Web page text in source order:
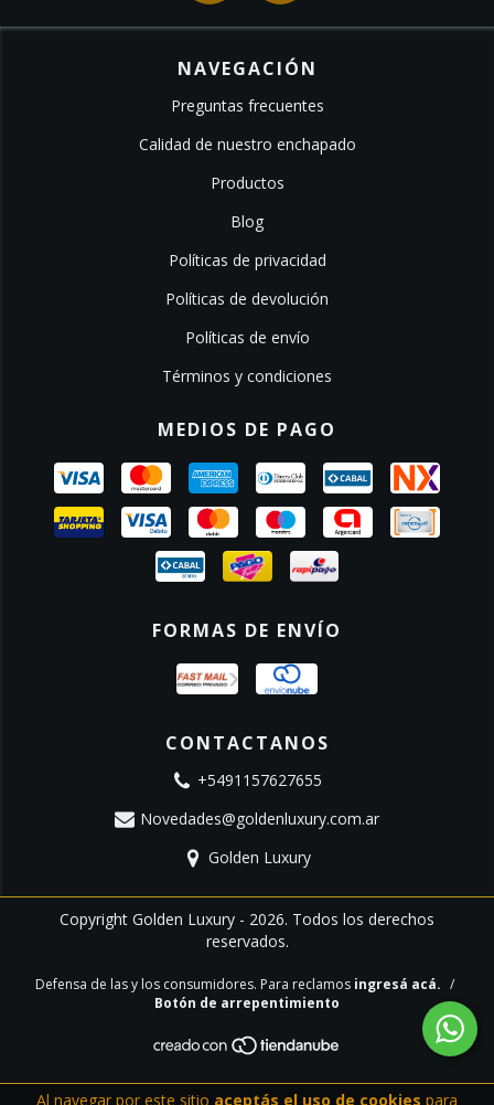
Al navegar por este sitio aceptás el uso de cookies para
NAVEGACIÓN
Preguntas frecuentes
Calidad de nuestro enchapado
Productos
Blog
Políticas de privacidad
Políticas de devolución
Políticas de envío
Términos y condiciones
MEDIOS DE PAGO
FORMAS DE ENVÍO
CONTACTANOS
+5491157627655
Novedades@goldenluxury.com.ar
Golden Luxury
Copyright Golden Luxury - 2026. Todos los derechos
reservados.
Defensa de las y los consumidores. Para reclamos ingresá acá. /
Botón de arrepentimiento